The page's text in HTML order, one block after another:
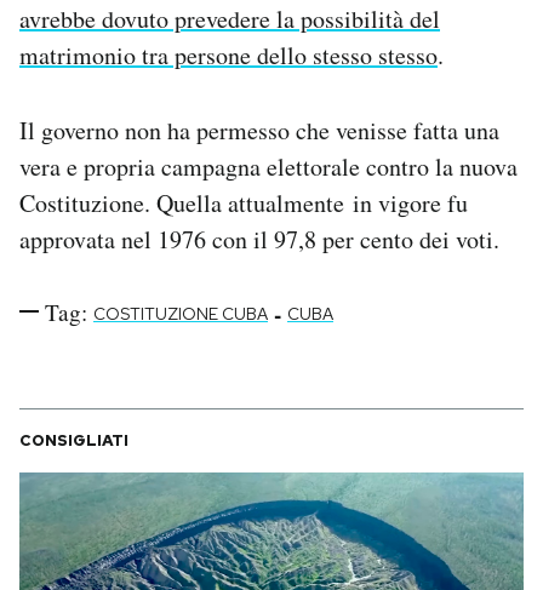
avrebbe dovuto prevedere la possibilità del
matrimonio tra persone dello stesso stesso.
Il governo non ha permesso che venisse fatta una
vera e propria campagna elettorale contro la nuova
Costituzione. Quella attualmente in vigore fu
approvata nel 1976 con il 97,8 per cento dei voti.
Tag: COSTITUZIONE CUBA - CUBA
CONSIGLIATI